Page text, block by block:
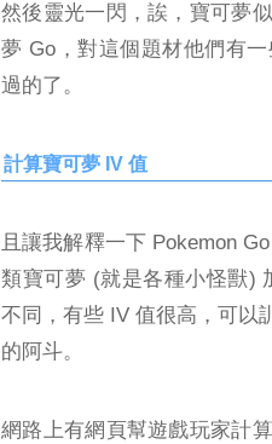
然後靈光一閃，誒，寶可夢
夢 Go，對這個題材他們有
過的了。
計算寶可夢 IV 值
且讓我解釋一下 Pokemon
類寶可夢 (就是各種小怪獸)
不同，有些 IV 值很高，可以
的阿斗。
網路上有網頁幫遊戲玩家計